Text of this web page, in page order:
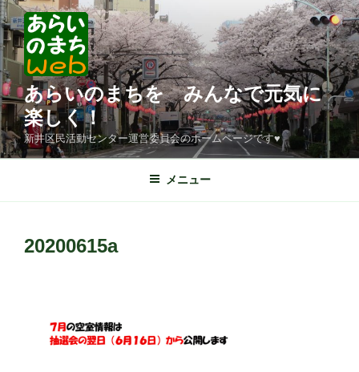
コ
ン
テ
ン
ツ
へ
ス
キ
ッ
あらいのまちを みんなで元気に
楽しく！
新井区民活動センター運営委員会のホームページです♥
メニュー
20200615a